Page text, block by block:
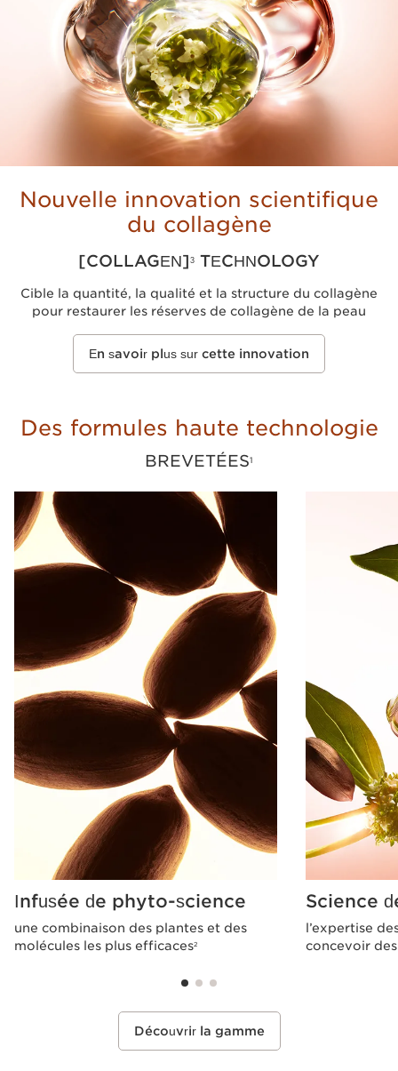
Nouvelle innovation scientifique
du collagène
[COLLAGEN]3 TECHNOLOGY
Cible la quantité, la qualité et la structure du collagène
pour restaurer les réserves de collagène de la peau
En savoir plus sur cette innovation
Des formules haute technologie
BREVETÉES1
Infusée de phyto-science
une combinaison des plantes et des
molécules les plus efficaces2
Science
l’expertise
concevoir
Découvrir la gamme